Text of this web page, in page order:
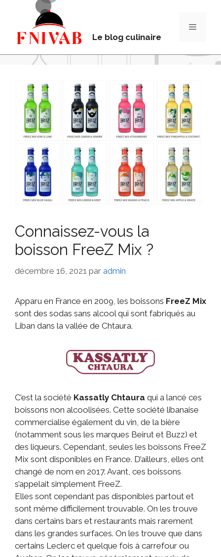
Le blog culinaire
Connaissez-vous la
boisson FreeZ Mix ?
décembre 16, 2021 par admin
Apparu en France en 2009, les boissons FreeZ Mix
sont des sodas sans alcool qui sont fabriqués au
Liban dans la vallée de Chtaura.
C’est la société Kassatly Chtaura qui a lancé ces
boissons non alcoolisées. Cette société libanaise
commercialise également du vin, de la bière
(notamment sous les marques Beirut et Buzz) et
des liqueurs. Cependant, seules les boissons FreeZ
Mix sont disponibles en France. D’ailleurs, elles ont
changé de nom en 2017. Avant, ces boissons
s’appelait simplement FreeZ.
Elles sont cependant pas disponibles partout et
sont même difficilement trouvable. On les trouve
dans certains bars et restaurants mais rarement
dans les grandes surfaces. On les trouve que dans
certains Leclerc et quelque fois à carrefour ou